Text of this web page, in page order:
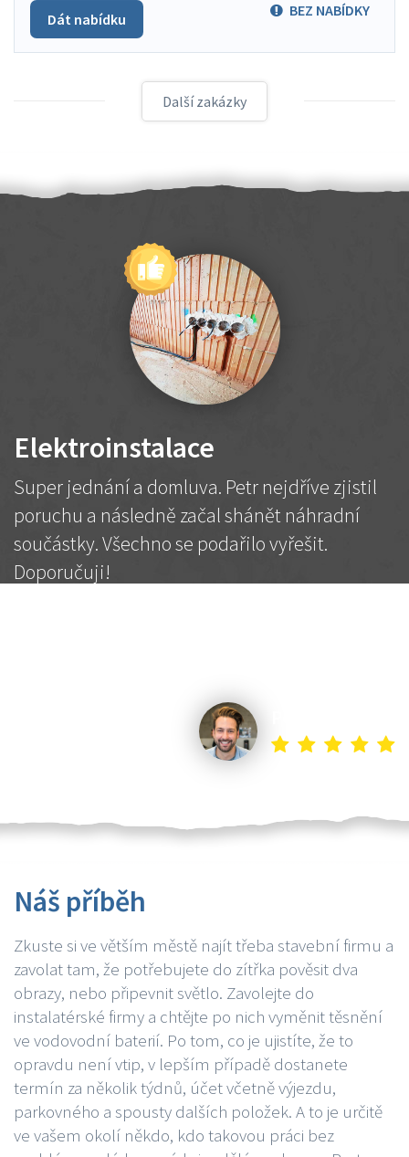
BEZ NABÍDKY
Dát nabídku
Další zakázky
Elektroinstalace
Super jednání a domluva. Petr nejdříve zjistil
poruchu a následně začal shánět náhradní
součástky. Všechno se podařilo vyřešit.
Doporučuji!
Náš příběh
Zkuste si ve větším městě najít třeba stavební firmu a
zavolat tam, že potřebujete do zítřka pověsit dva
obrazy, nebo připevnit světlo. Zavolejte do
instalatérské firmy a chtějte po nich vyměnit těsnění
ve vodovodní baterií. Po tom, co je ujistíte, že to
opravdu není vtip, v lepším případě dostanete
termín za několik týdnů, účet včetně výjezdu,
parkovného a spousty dalších položek. A to je určitě
ve vašem okolí někdo, kdo takovou práci bez